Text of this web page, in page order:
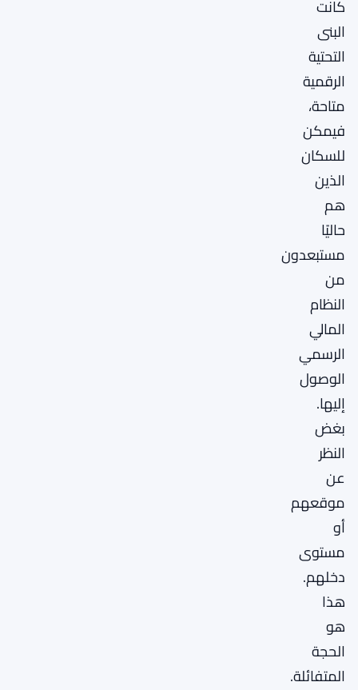
كانت
البنى
التحتية
الرقمية
متاحة،
فيمكن
للسكان
الذين
هم
حاليًا
مستبعدون
من
النظام
المالي
الرسمي
الوصول
إليها.
بغض
النظر
عن
موقعهم
أو
مستوى
دخلهم.
هذا
هو
الحجة
المتفائلة.